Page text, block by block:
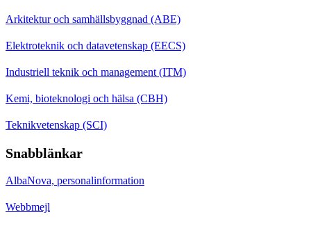
Arkitektur och samhällsbyggnad (ABE)
Elektroteknik och datavetenskap (EECS)
Industriell teknik och management (ITM)
Kemi, bioteknologi och hälsa (CBH)
Teknikvetenskap (SCI)
Snabblänkar
AlbaNova, personalinformation
Webbmejl